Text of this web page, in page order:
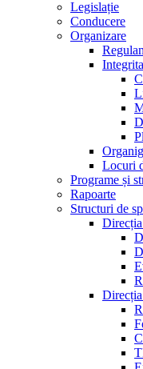
Legislație
Conducere
Organizare
Locuri
Programe și
Rapoarte
Structuri de